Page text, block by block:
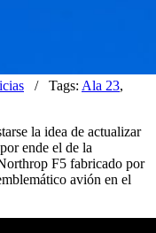
/ Tags: Ala 23,
la idea de actualizar
ende el de la
F5 fabricado por
avión en el